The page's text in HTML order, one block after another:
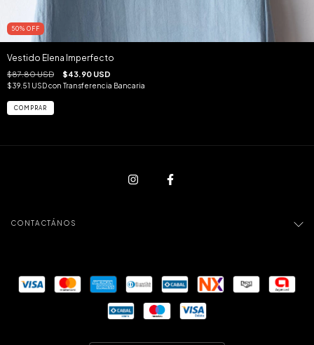
50% OFF
Vestido Elena Imperfecto
$87.80 USD $43.90 USD
$39.51 USDcon Transferencia Bancaria
CONTACTÁNOS